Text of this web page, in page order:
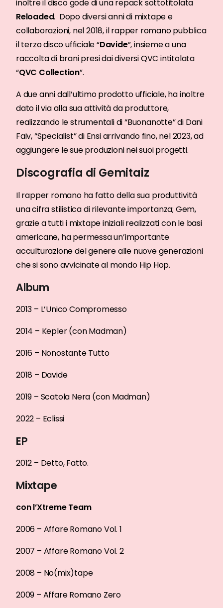
inoltre il disco gode di una repack sottotitolata
Reloaded. Dopo diversi anni di mixtape e
collaborazioni, nel 2018, il rapper romano pubblica
il terzo disco ufficiale “Davide”, insieme a una
raccolta di brani presi dai diversi QVC intitolata
“QVC Collection”.
A due anni dall’ultimo prodotto ufficiale, ha inoltre
dato il via alla sua attività da produttore,
realizzando le strumentali di “Buonanotte” di Dani
Faiv, “Specialist” di Ensi arrivando fino, nel 2023, ad
aggiungere le sue produzioni nei suoi progetti.
Discografia di Gemitaiz
Il rapper romano ha fatto della sua produttività
una cifra stilistica di rilevante importanza; Gem,
grazie a tutti i mixtape iniziali realizzati con le basi
americane, ha permessa un’importante
acculturazione del genere alle nuove generazioni
che si sono avvicinate al mondo Hip Hop.
Album
2013 – L’Unico Compromesso
2014 – Kepler (con Madman)
2016 – Nonostante Tutto
2018 – Davide
2019 – Scatola Nera (con Madman)
2022 – Eclissi
EP
2012 – Detto, Fatto.
Mixtape
con l’Xtreme Team
2006 – Affare Romano Vol. 1
2007 – Affare Romano Vol. 2
2008 – No(mix)tape
2009 – Affare Romano Zero